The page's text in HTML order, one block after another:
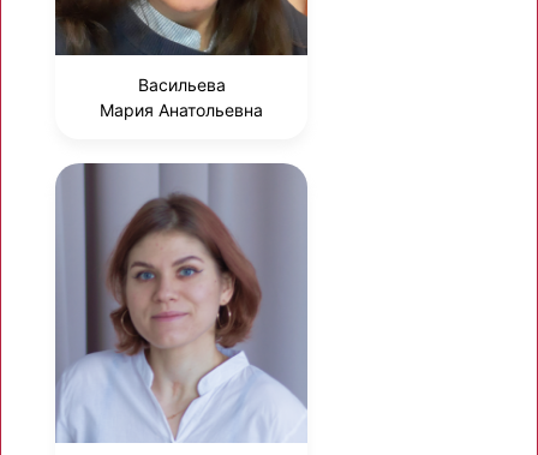
Васильева
Мария Анатольевна